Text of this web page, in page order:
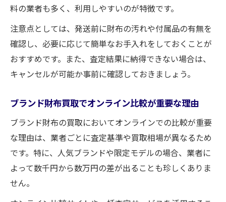
料の業者も多く、利用しやすいのが特徴です。
注意点としては、発送前に財布の汚れや付属品の有無を
確認し、必要に応じて簡単なお手入れをしておくことが
おすすめです。また、査定結果に納得できない場合は、
キャンセルが可能か事前に確認しておきましょう。
ブランド財布買取でオンライン比較が重要な理由
ブランド財布の買取においてオンラインでの比較が重要
な理由は、業者ごとに査定基準や買取相場が異なるため
です。特に、人気ブランドや限定モデルの場合、業者に
よって数千円から数万円の差が出ることも珍しくありま
せん。